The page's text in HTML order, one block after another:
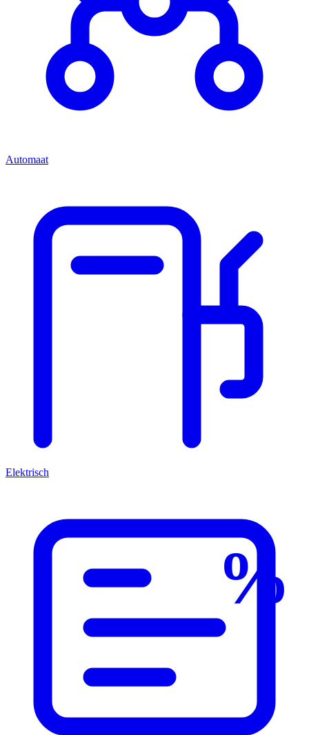
Automaat
Elektrisch
%